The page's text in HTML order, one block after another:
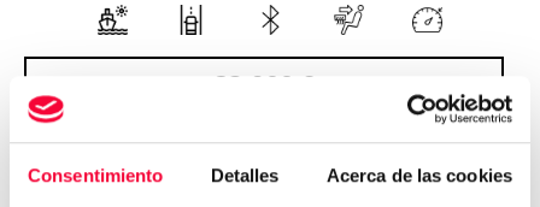
Consentimiento Detalles Acerca de las cookies
32.900 €